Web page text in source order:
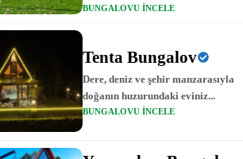
BUNGALOVU INCELE
Tenta Bungalov
Dere, deniz ve şehir manzarasıyla
doğanın huzurundaki eviniz...
BUNGALOVU INCELE